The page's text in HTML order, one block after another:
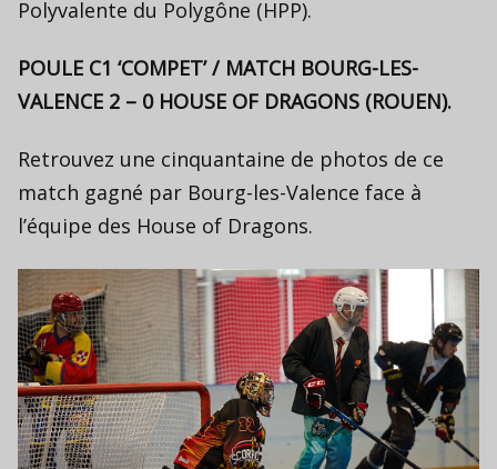
Polyvalente du Polygône (HPP).
POULE C1 ‘COMPET’ / MATCH BOURG-LES-
VALENCE 2 – 0 HOUSE OF DRAGONS (ROUEN).
Retrouvez une cinquantaine de photos de ce
match gagné par Bourg-les-Valence face à
l’équipe des House of Dragons.